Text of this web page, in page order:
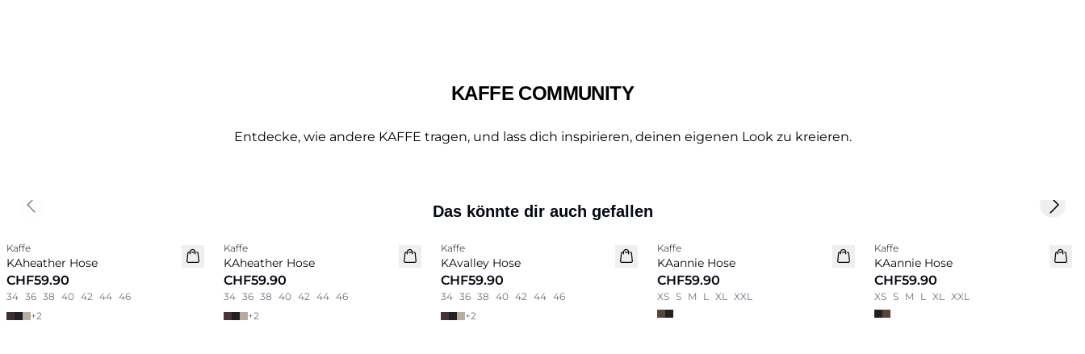
KAFFE COMMUNITY
Entdecke, wie andere KAFFE tragen, und lass dich inspirieren, deinen eigenen Look zu kreieren.
Das könnte dir auch gefallen
Neu
Kaffe
KAheather Hose
CHF59.90
34 36 38 40 42 44 46
+2
Neu
Kaffe
KAheather Hose
CHF59.90
34 36 38 40 42 44 46
+2
Neu
Kaffe
KAvalley Hose
CHF59.90
34 36 38 40 42 44 46
+2
Neu
Kaffe
KAannie Hose
CHF59.90
XS S M L XL XXL
Neu
Kaffe
KAannie Hose
CHF59.90
XS S M L XL XXL
Previous slide Next